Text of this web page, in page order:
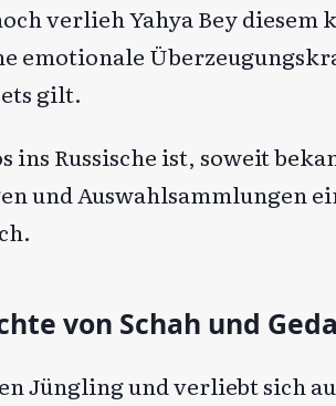
verlieh Yahya Bey diesem
emotionale
gilt.
ins Russische ist, soweit
und Auswahlsammlungen
von Schah und Geda
Jüngling und verliebt sich